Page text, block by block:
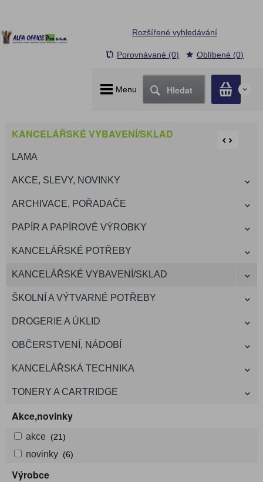
Menu Hledat 0
Rozšířené vyhledávání
Porovnávané (0) Oblíbené (0)
KANCELÁŘSKÉ VYBAVENÍ/SKLAD
LAMA
AKCE, SLEVY, NOVINKY
ARCHIVACE, POŘADAČE
PAPÍR A PAPÍROVÉ VÝROBKY
KANCELÁŘSKÉ POTŘEBY
KANCELÁŘSKÉ VYBAVENÍ/SKLAD
ŠKOLNÍ A VÝTVARNÉ POTŘEBY
DROGERIE A ÚKLID
OBČERSTVENÍ, NÁDOBÍ
KANCELÁŘSKÁ TECHNIKA
TONERY A CARTRIDGE
Akce,novinky
akce (21)
novinky (6)
Výrobce